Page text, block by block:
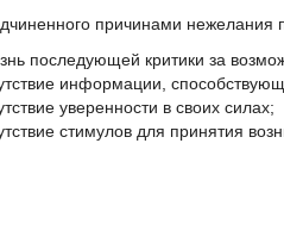
причинами нежелания
последующей критики за
информации,
уверенности в своих силах;
стимулов для принятия